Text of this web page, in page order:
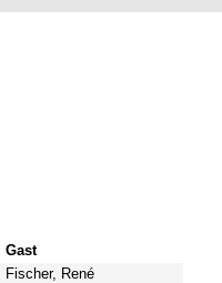
Gast
Fischer, René